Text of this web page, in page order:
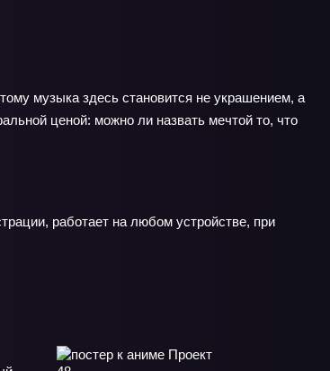
музыка здесь становится не украшением, а
ценой: можно ли назвать мечтой то, что
работает на любом устройстве, при